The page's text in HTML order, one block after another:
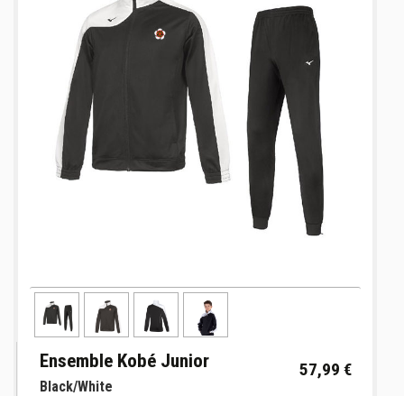
Ensemble Kobé Junior 57,99 €
Black/White